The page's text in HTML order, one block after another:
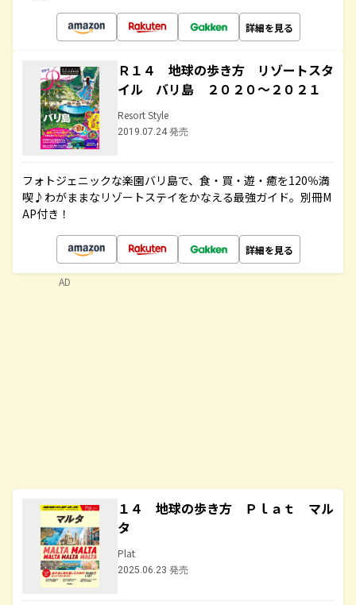
詳細を見る
Ｒ１４ 地球の歩き方 リゾートスタ
イル バリ島 ２０２０～２０２１
Resort Style
2019.07.24 発売
フォトジェニックな楽園バリ島で、食・買・遊・癒を120％満
喫♪わがままなリゾートステイをかなえる最強ガイド。別冊M
AP付き！
詳細を見る
１４ 地球の歩き方 Ｐｌａｔ マル
タ
Plat
2025.06.23 発売
AD